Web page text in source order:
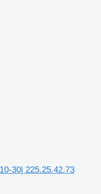
30| 225.25.42.73